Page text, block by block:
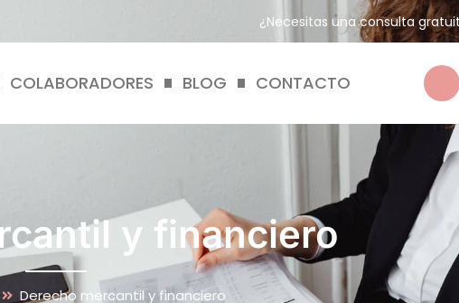
¿Necesitas una consulta
COLABORADORES BLOG CONTACTO
y financiero
Derecho mercantil y financiero